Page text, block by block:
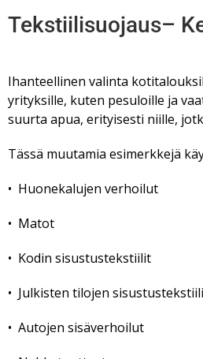
Tekstiilisuojaus–
Ihanteellinen valinta
yrityksille, kuten pesuloille ja
suurta apua, erityisesti niille,
Tässä muutamia esimerkkejä
• Huonekalujen verhoilut
• Matot
• Kodin sisustustekstiilit
• Julkisten tilojen
• Autojen sisäverhoilut